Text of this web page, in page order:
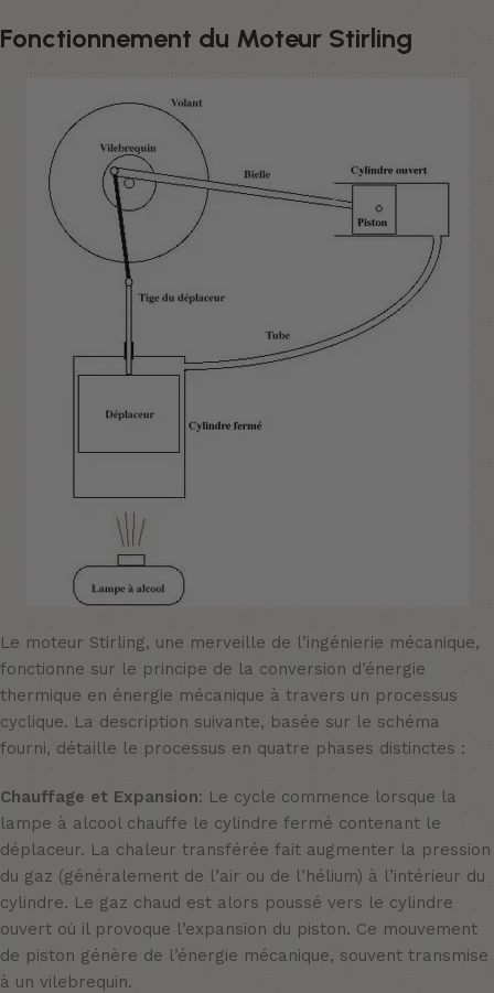
Fonctionnement du Moteur Stirling
Le moteur Stirling, une merveille de l’ingénierie mécanique,
fonctionne sur le principe de la conversion d’énergie
thermique en énergie mécanique à travers un processus
cyclique. La description suivante, basée sur le schéma
fourni, détaille le processus en quatre phases distinctes :
Chauffage et Expansion: Le cycle commence lorsque la
lampe à alcool chauffe le cylindre fermé contenant le
déplaceur. La chaleur transférée fait augmenter la pression
du gaz (généralement de l’air ou de l’hélium) à l’intérieur du
cylindre. Le gaz chaud est alors poussé vers le cylindre
ouvert où il provoque l’expansion du piston. Ce mouvement
de piston génère de l’énergie mécanique, souvent transmise
à un vilebrequin.